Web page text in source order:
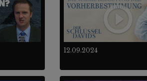
12.09.2024